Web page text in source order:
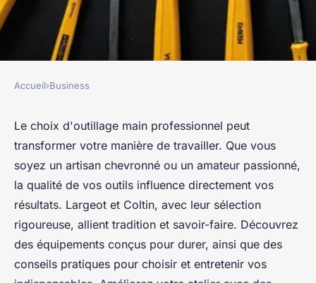
Outillage main professionnel :
équipements et solutions clés
Camille•26 mars 2025•4 min de lecture
Accueil›Business
Le choix d'outillage main professionnel peut
transformer votre manière de travailler. Que vous
soyez un artisan chevronné ou un amateur passionné,
la qualité de vos outils influence directement vos
résultats. Largeot et Coltin, avec leur sélection
rigoureuse, allient tradition et savoir-faire. Découvrez
des équipements conçus pour durer, ainsi que des
conseils pratiques pour choisir et entretenir vos